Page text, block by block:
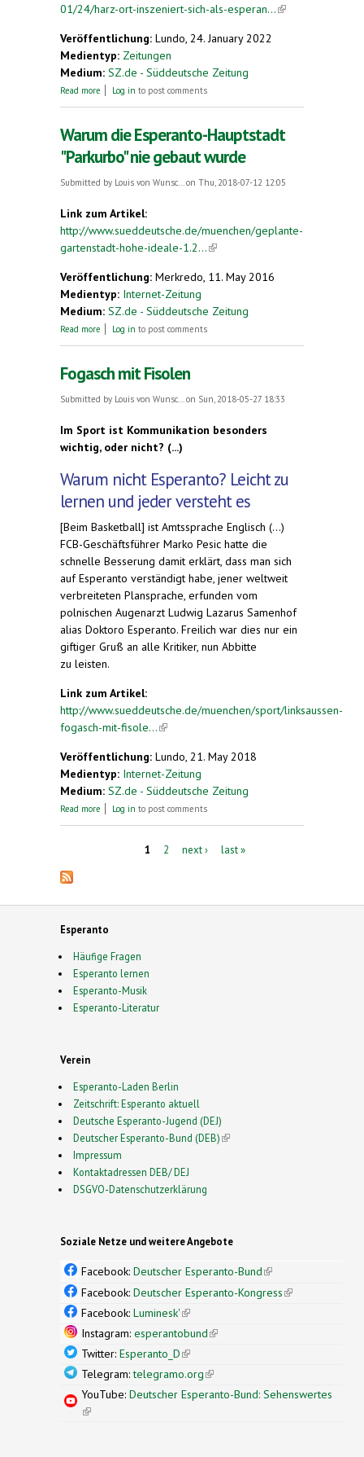
01/24/harz-ort-inszeniert-sich-als-esperan...(link is
Veröffentlichung: Lundo, 24. January 2022
Medientyp: Zeitungen
Medium: SZ.de - Süddeutsche Zeitung
Read more about Harz-Ort inszeniert sich als "Esperanto-
Log in to post comments
Warum die Esperanto-Hauptstadt
"Parkurbo" nie gebaut wurde
Submitted by Louis von Wunsc... on Thu, 2018-07-12 12:05
Link zum Artikel:
http://www.sueddeutsche.de/muenchen/geplante-
gartenstadt-hohe-ideale-1.2...(link is external)
Veröffentlichung: Merkredo, 11. May 2016
Medientyp: Internet-Zeitung
Medium: SZ.de - Süddeutsche Zeitung
Read more about Warum die Esperanto-Hauptstadt "Parkurbo"
Log in to post comments
Fogasch mit Fisolen
Submitted by Louis von Wunsc... on Sun, 2018-05-27 18:33
Im Sport ist Kommunikation besonders
wichtig, oder nicht? (...)
Warum nicht Esperanto? Leicht zu
lernen und jeder versteht es
[Beim Basketball] ist Amtssprache Englisch (...)
FCB-Geschäftsführer Marko Pesic hatte die
schnelle Besserung damit erklärt, dass man sich
auf Esperanto verständigt habe, jener weltweit
verbreiteten Plansprache, erfunden vom
polnischen Augenarzt Ludwig Lazarus Samenhof
alias Doktoro Esperanto. Freilich war dies nur ein
giftiger Gruß an alle Kritiker, nun Abbitte
zu leisten.
Link zum Artikel:
http://www.sueddeutsche.de/muenchen/sport/linksaussen-
fogasch-mit-fisole...(link is external)
Veröffentlichung: Lundo, 21. May 2018
Medientyp: Internet-Zeitung
Medium: SZ.de - Süddeutsche Zeitung
Read more about Fogasch mit Fisolen
Log in to post comments
1 2 next › last »
Esperanto
Häufige Fragen
Esperanto lernen
Esperanto-Musik
Esperanto-Literatur
Verein
Esperanto-Laden Berlin
Zeitschrift: Esperanto aktuell
Deutsche Esperanto-Jugend (DEJ)
Deutscher Esperanto-Bund (DEB)(link is external)
Impressum
Kontaktadressen DEB/ DEJ
DSGVO-Datenschutzerklärung
Soziale Netze und weitere Angebote
Facebook: Deutscher Esperanto-Bund(link is
external)
Facebook: Deutscher Esperanto-Kongress(link is
Facebook: Luminesk'(link is external)
Instagram: esperantobund(link is external)
Twitter: Esperanto_D(link is external)
Telegram:telegramo.org(link is external)
YouTube: Deutscher Esperanto-Bund: Sehenswertes
(link is external)